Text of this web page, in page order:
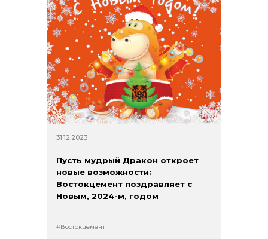
Контакты
31.12.2023
Пусть мудрый Дракон откроет
новые возможности:
Востокцемент поздравляет с
Новым, 2024-м, годом
Востокцемент